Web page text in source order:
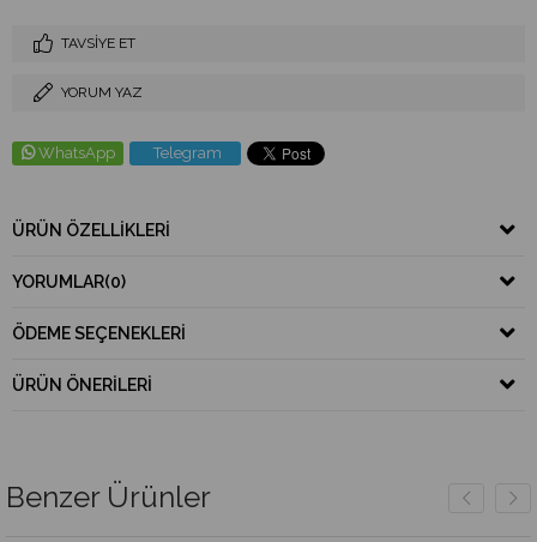
TAVSIYE ET
YORUM YAZ
WhatsApp Telegram
ÜRÜN ÖZELLIKLERI
YORUMLAR(0)
ÖDEME SEÇENEKLERI
ÜRÜN ÖNERILERI
Benzer Ürünler